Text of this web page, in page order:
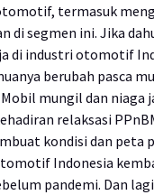
termasuk
di segmen ini. Jika
di industri otomotif
berubah pasca
mungil dan niaga
relaksasi
kondisi dan peta
Indonesia
pandemi. Dan